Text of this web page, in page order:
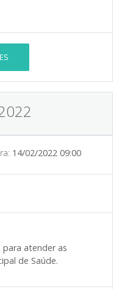
14/02/2022 09:00
para atender as
de Saúde.